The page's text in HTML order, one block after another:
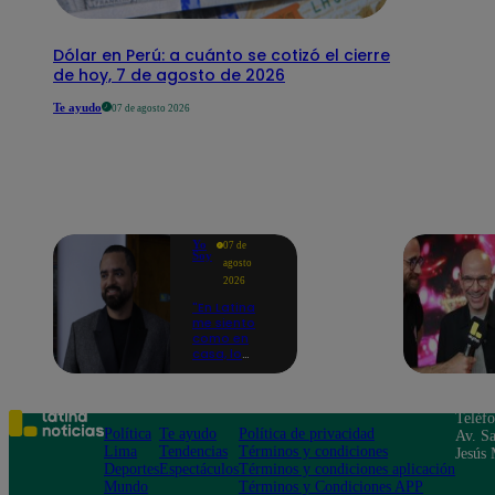
Dólar en Perú: a cuánto se cotizó el cierre
de hoy, 7 de agosto de 2026
Te ayudo 07 de agosto 2026
Yo
Soy
07 de
agosto
2026
"En Latina
me siento
como en
casa, lo
emocionado
por estreno
de Yo Soy
2026
Política
Lima
Deportes
Mundo
Te ayudo
Tendencias
Espectáculos
Política de privacidad
Términos y condiciones
Términos y condiciones aplicación
Términos y Condiciones APP
Av.
Jesús